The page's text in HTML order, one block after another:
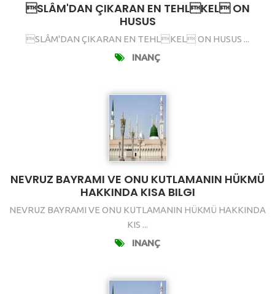
SLÂM'DAN ÇIKARAN EN TEHLKEL ON
HUSUS
SLÂM'DAN ÇIKARAN EN TEHLKEL ON HUSUS ...
INANÇ
NEVRUZ BAYRAMI VE ONU KUTLAMANIN HÜKMÜ
HAKKINDA KISA BILGI
NEVRUZ BAYRAMI VE ONU KUTLAMANIN HÜKMÜ HAKKINDA
KIS ...
INANÇ